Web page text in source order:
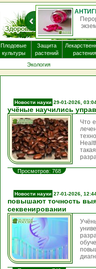
Плодовые
культуры
Защита
растений
растения
Экология
Новости науки 29-01-2026,
учёные научились
Что
Просмотров: 768
Новости науки 27-01-2026,
повышают точность
секвенировании